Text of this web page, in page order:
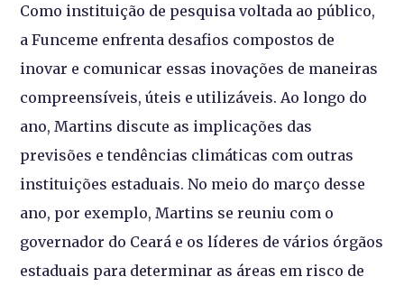
Como instituição de pesquisa voltada ao público,
a Funceme enfrenta desafios compostos de
inovar e comunicar essas inovações de maneiras
compreensíveis, úteis e utilizáveis. Ao longo do
ano, Martins discute as implicações das
previsões e tendências climáticas com outras
instituições estaduais. No meio do março desse
ano, por exemplo, Martins se reuniu com o
governador do Ceará e os líderes de vários órgãos
estaduais para determinar as áreas em risco de